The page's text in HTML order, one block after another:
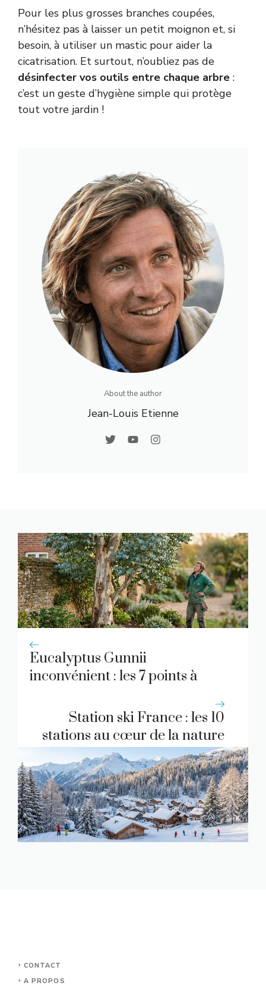
Pour les plus grosses branches coupées,
n’hésitez pas à laisser un petit moignon et, si
besoin, à utiliser un mastic pour aider la
cicatrisation. Et surtout, n’oubliez pas de
désinfecter vos outils entre chaque arbre :
c’est un geste d’hygiène simple qui protège
tout votre jardin !
About the author
Jean-Louis Etienne
Eucalyptus Gunnii
inconvénient : les 7 points à
Station ski France : les 10
stations au cœur de la nature
CONTACT
A PROPOS